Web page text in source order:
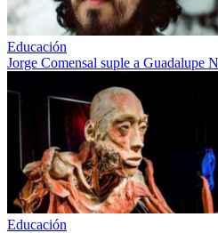
Educación
Jorge Comensal suple a Guadalupe
Educación